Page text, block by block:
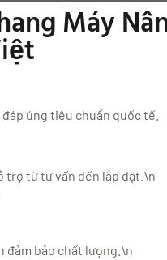
Máy
ứng tiêu chuẩn quốc tế.
trợ từ tư vấn đến lắp đặt.\n
đảm bảo chất lượng.\n